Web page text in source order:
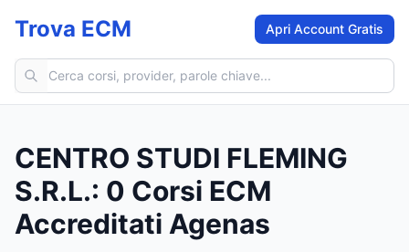
Trova ECM Apri Account Gratis
Cerca corsi ECM
CENTRO STUDI FLEMING
S.R.L.: 0 Corsi ECM
Accreditati Agenas